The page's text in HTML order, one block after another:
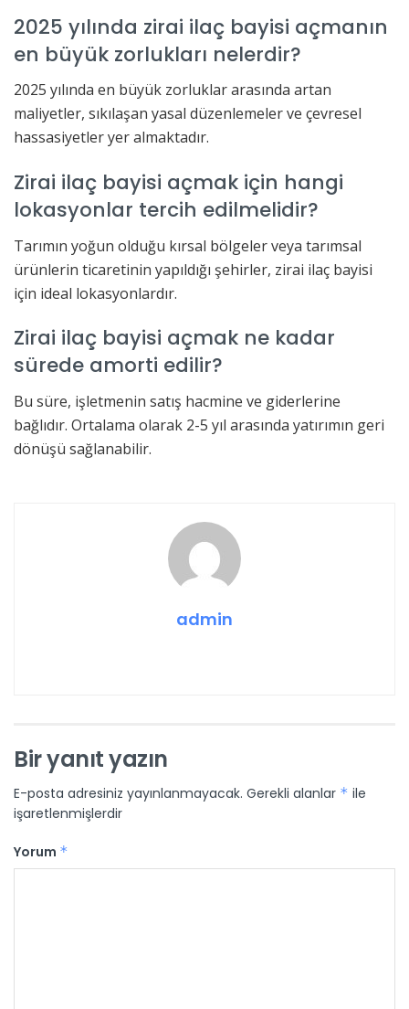
2025 yılında zirai ilaç bayisi açmanın
en büyük zorlukları nelerdir?
2025 yılında en büyük zorluklar arasında artan
maliyetler, sıkılaşan yasal düzenlemeler ve çevresel
hassasiyetler yer almaktadır.
Zirai ilaç bayisi açmak için hangi
lokasyonlar tercih edilmelidir?
Tarımın yoğun olduğu kırsal bölgeler veya tarımsal
ürünlerin ticaretinin yapıldığı şehirler, zirai ilaç bayisi
için ideal lokasyonlardır.
Zirai ilaç bayisi açmak ne kadar
sürede amorti edilir?
Bu süre, işletmenin satış hacmine ve giderlerine
bağlıdır. Ortalama olarak 2-5 yıl arasında yatırımın geri
dönüşü sağlanabilir.
admin
Bir yanıt yazın
E-posta adresiniz yayınlanmayacak. Gerekli alanlar * ile
işaretlenmişlerdir
Yorum *